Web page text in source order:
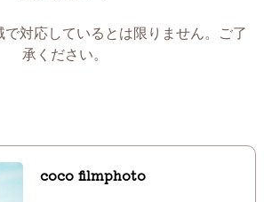
対応しているとは限りません。ご了
承ください。
coco filmphoto